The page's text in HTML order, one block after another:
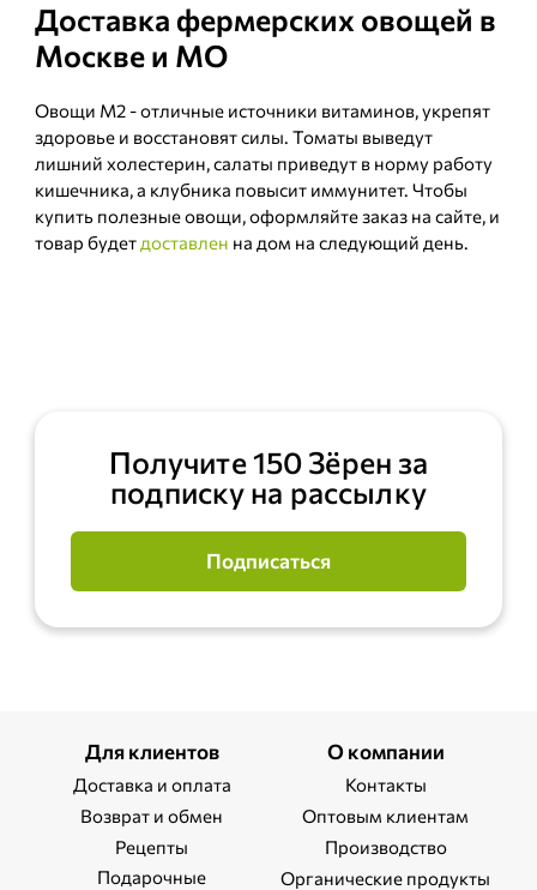
Доставка фермерских овощей в
Москве и МО
Овощи М2 - отличные источники витаминов, укрепят
здоровье и восстановят силы. Томаты выведут
лишний холестерин, cалаты приведут в норму работу
кишечника, а клубника повысит иммунитет. Чтобы
купить полезные овощи, оформляйте заказ на сайте, и
товар будет доставлен на дом на следующий день.
Получите 150 Зёрен за
подписку на рассылку
Подписаться
Для клиентов
Доставка и оплата
Возврат и обмен
Рецепты
Подарочные
О компании
Контакты
Оптовым клиентам
Производство
Органические продукты